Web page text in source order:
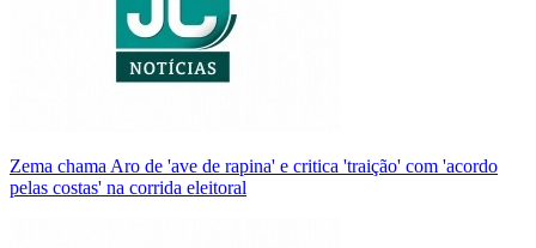
Zema chama Aro de 'ave de rapina' e critica 'traição' com 'acordo
pelas costas' na corrida eleitoral